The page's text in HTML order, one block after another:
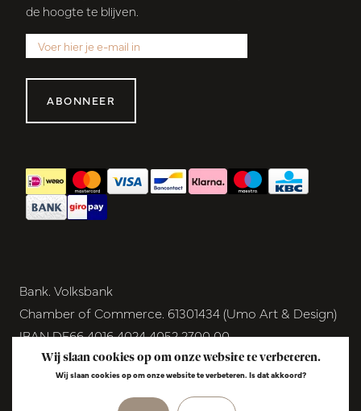
de hoogte te blijven.
ABONNEER
Bank. Volksbank
Chamber of Commerce. 61301434 (Umo Art & Design)
IBAN DE66 4016 4024 4052 2700 00
BIC GENODEM1GRN
VAT NL854291040B01
Wij slaan cookies op om onze website te verbeteren.
Wij slaan cookies op om onze website te verbeteren. Is dat akkoord?